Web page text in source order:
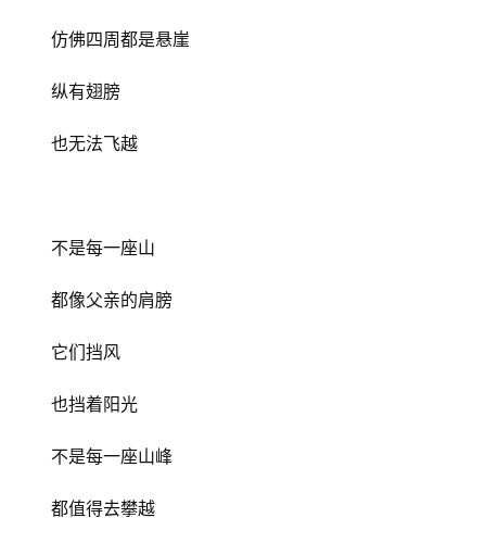
仿佛四周都是悬崖
纵有翅膀
也无法飞越
不是每一座山
都像父亲的肩膀
它们挡风
也挡着阳光
不是每一座山峰
都值得去攀越